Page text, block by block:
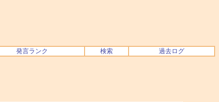
発言ランク 検索 過去ログ